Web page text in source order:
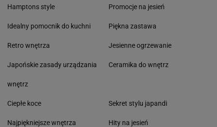
Hamptons style
Idealny pomocnik do kuchni
Retro wnętrza
Japońskie zasady urządzania
wnętrz
Promocje na jesień
Piękna zastawa
Jesienne ogrzewanie
Ceramika do wnętrz
Ciepłe koce
Najpiękniejsze wnętrza
Sekret stylu japandi
Hity na jesień